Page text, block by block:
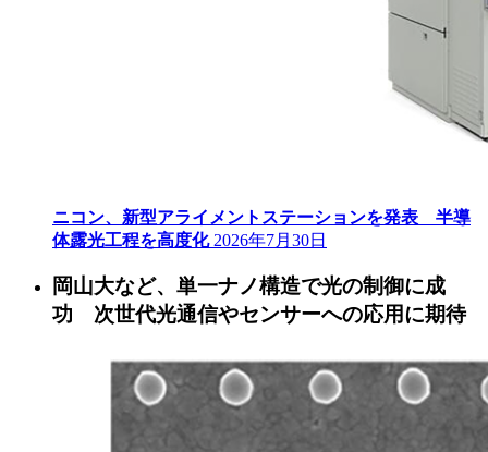
ニコン、新型アライメントステーションを発表 半導
体露光工程を高度化 2026年7月30日
岡山大など、単一ナノ構造で光の制御に成
功 次世代光通信やセンサーへの応用に期待